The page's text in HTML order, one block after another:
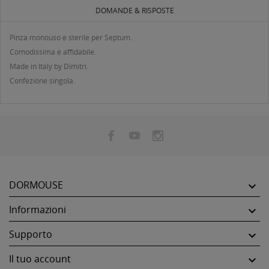
DOMANDE & RISPOSTE
Pinza monouso e sterile per Septum.
Comodissima e affidabile.
Made in Italy by Dimitri.
Confezione singola.
DORMOUSE 
Informazioni 
Supporto 
Il tuo account 